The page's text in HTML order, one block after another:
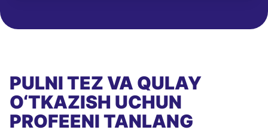
PULNI TEZ VA QULAY
O‘TKAZISH UCHUN
PROFEENI TANLANG